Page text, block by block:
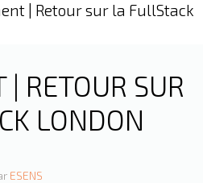
| Retour sur la FullStack
RETOUR SUR
LONDON
ESENS